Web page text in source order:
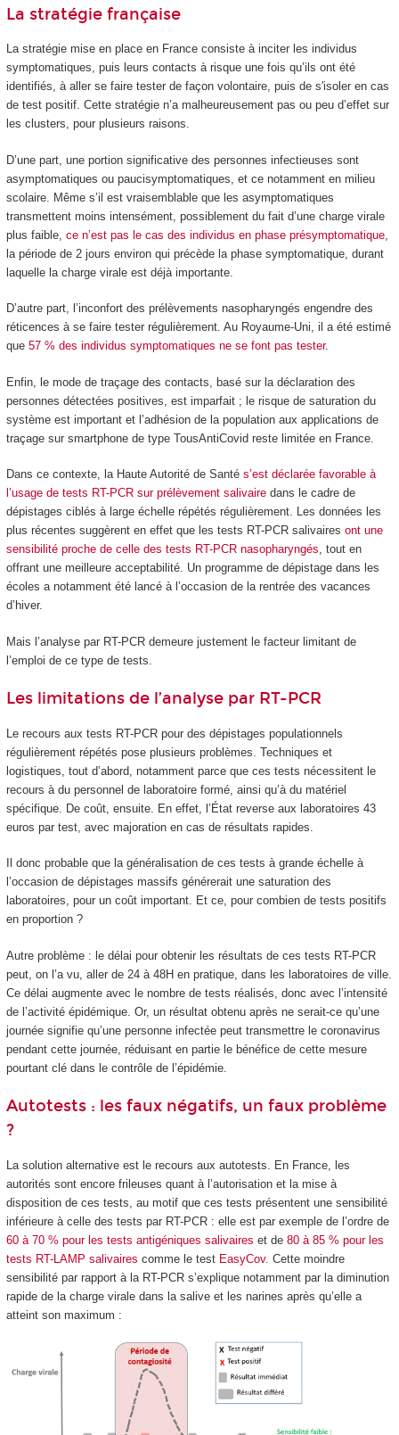
La stratégie française
La stratégie mise en place en France consiste à inciter les individus
symptomatiques, puis leurs contacts à risque une fois qu’ils ont été
identifiés, à aller se faire tester de façon volontaire, puis de s'isoler en cas
de test positif. Cette stratégie n’a malheureusement pas ou peu d’effet sur
les clusters, pour plusieurs raisons.
D’une part, une portion significative des personnes infectieuses sont
asymptomatiques ou paucisymptomatiques, et ce notamment en milieu
scolaire. Même s’il est vraisemblable que les asymptomatiques
transmettent moins intensément, possiblement du fait d’une charge virale
plus faible, ce n’est pas le cas des individus en phase présymptomatique,
la période de 2 jours environ qui précède la phase symptomatique, durant
laquelle la charge virale est déjà importante.
D’autre part, l’inconfort des prélèvements nasopharyngés engendre des
réticences à se faire tester régulièrement. Au Royaume-Uni, il a été estimé
que 57 % des individus symptomatiques ne se font pas tester.
Enfin, le mode de traçage des contacts, basé sur la déclaration des
personnes détectées positives, est imparfait ; le risque de saturation du
système est important et l’adhésion de la population aux applications de
traçage sur smartphone de type TousAntiCovid reste limitée en France.
Dans ce contexte, la Haute Autorité de Santé s’est déclarée favorable à
l’usage de tests RT-PCR sur prélèvement salivairedans le cadre de
dépistages ciblés à large échelle répétés régulièrement. Les données les
plus récentes suggèrent en effet que les tests RT-PCR salivaires ont une
sensibilité proche de celle des tests RT-PCR nasopharyngés, tout en
offrant une meilleure acceptabilité. Un programme de dépistage dans les
écoles a notamment été lancé à l’occasion de la rentrée des vacances
d’hiver.
Mais l’analyse par RT-PCR demeure justement le facteur limitant de
l’emploi de ce type de tests.
Les limitations de l’analyse par RT-PCR
Le recours aux tests RT-PCR pour des dépistages populationnels
régulièrement répétés pose plusieurs problèmes. Techniques et
logistiques, tout d’abord, notamment parce que ces tests nécessitent le
recours à du personnel de laboratoire formé, ainsi qu’à du matériel
spécifique. De coût, ensuite. En effet, l’État reverse aux laboratoires 43
euros par test, avec majoration en cas de résultats rapides.
Il donc probable que la généralisation de ces tests à grande échelle à
l’occasion de dépistages massifs générerait une saturation des
laboratoires, pour un coût important. Et ce, pour combien de tests positifs
en proportion ?
Autre problème : le délai pour obtenir les résultats de ces tests RT-PCR
peut, on l’a vu, aller de 24 à 48H en pratique, dans les laboratoires de ville.
Ce délai augmente avec le nombre de tests réalisés, donc avec l’intensité
de l’activité épidémique. Or, un résultat obtenu après ne serait-ce qu’une
journée signifie qu’une personne infectée peut transmettre le coronavirus
pendant cette journée, réduisant en partie le bénéfice de cette mesure
pourtant clé dans le contrôle de l’épidémie.
Autotests : les faux négatifs, un faux problème
?
La solution alternative est le recours aux autotests. En France, les
autorités sont encore frileuses quant à l’autorisation et la mise à
disposition de ces tests, au motif que ces tests présentent une sensibilité
inférieure à celle des tests par RT-PCR : elle est par exemple de l’ordre de
60 à 70 % pour les tests antigéniques salivaires et de 80 à 85 % pour les
tests RT-LAMP salivaires comme le test EasyCov. Cette moindre
sensibilité par rapport à la RT-PCR s’explique notamment par la diminution
rapide de la charge virale dans la salive et les narines après qu’elle a
atteint son maximum :